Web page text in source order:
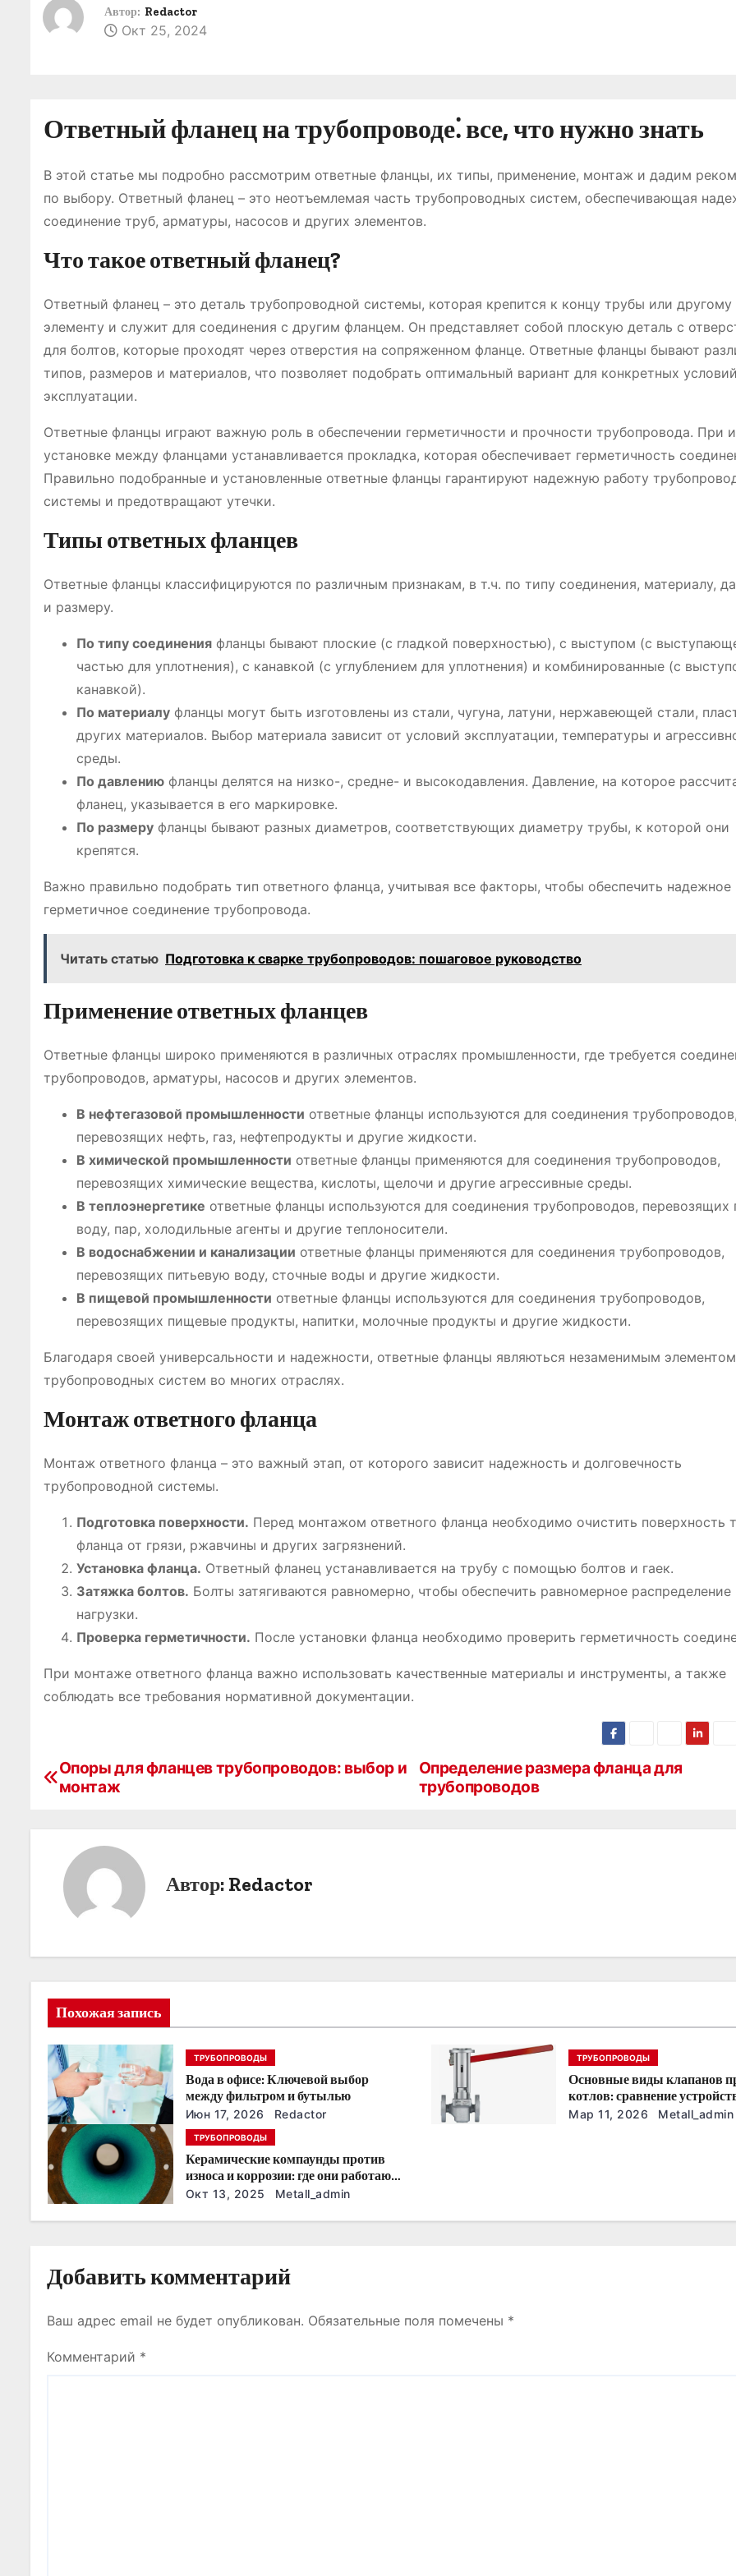
Автор: Redactor
Окт 25, 2024
Ответный фланец на трубопроводе⁚ все, что нужно знать
В этой статье мы подробно рассмотрим ответные фланцы, их типы, применение, монтаж и дадим
по выбору. Ответный фланец – это неотъемлемая часть трубопроводных систем, обеспечивающая
соединение труб, арматуры, насосов и других элементов.
Что такое ответный фланец?
Ответный фланец – это деталь трубопроводной системы, которая крепится к концу трубы или другому
элементу и служит для соединения с другим фланцем. Он представляет собой плоскую деталь с
для болтов, которые проходят через отверстия на сопряженном фланце. Ответные фланцы бывают
типов, размеров и материалов, что позволяет подобрать оптимальный вариант для конкретных условий
эксплуатации.
Ответные фланцы играют важную роль в обеспечении герметичности и прочности трубопровода. При
установке между фланцами устанавливается прокладка, которая обеспечивает герметичность
Правильно подобранные и установленные ответные фланцы гарантируют надежную работу
системы и предотвращают утечки.
Типы ответных фланцев
Ответные фланцы классифицируются по различным признакам, в т.ч. по типу соединения, материалу,
и размеру.
По типу соединения фланцы бывают плоские (с гладкой поверхностью), с выступом (с
частью для уплотнения), с канавкой (с углублением для уплотнения) и комбинированные (с
канавкой).
По материалу фланцы могут быть изготовлены из стали, чугуна, латуни, нержавеющей стали,
других материалов. Выбор материала зависит от условий эксплуатации, температуры и
среды.
По давлению фланцы делятся на низко-, средне- и высокодавления. Давление, на которое
фланец, указывается в его маркировке.
По размеру фланцы бывают разных диаметров, соответствующих диаметру трубы, к которой они
крепятся.
Важно правильно подобрать тип ответного фланца, учитывая все факторы, чтобы обеспечить надежное
герметичное соединение трубопровода.
Читать статью Подготовка к сварке трубопроводов: пошаговое руководство
Применение ответных фланцев
Ответные фланцы широко применяются в различных отраслях промышленности, где требуется
трубопроводов, арматуры, насосов и других элементов.
В нефтегазовой промышленности ответные фланцы используются для соединения трубопроводов,
перевозящих нефть, газ, нефтепродукты и другие жидкости.
В химической промышленности ответные фланцы применяются для соединения трубопроводов,
перевозящих химические вещества, кислоты, щелочи и другие агрессивные среды.
В теплоэнергетике ответные фланцы используются для соединения трубопроводов, перевозящих
воду, пар, холодильные агенты и другие теплоносители.
В водоснабжении и канализации ответные фланцы применяются для соединения трубопроводов,
перевозящих питьевую воду, сточные воды и другие жидкости.
В пищевой промышленности ответные фланцы используются для соединения трубопроводов,
перевозящих пищевые продукты, напитки, молочные продукты и другие жидкости.
Благодаря своей универсальности и надежности, ответные фланцы являються незаменимым элементом
трубопроводных систем во многих отраслях.
Монтаж ответного фланца
Монтаж ответного фланца – это важный этап, от которого зависит надежность и долговечность
трубопроводной системы.
Подготовка поверхности. Перед монтажом ответного фланца необходимо очистить поверхность
фланца от грязи, ржавчины и других загрязнений.
Установка фланца. Ответный фланец устанавливается на трубу с помощью болтов и гаек.
Затяжка болтов. Болты затягиваются равномерно, чтобы обеспечить равномерное распределение
нагрузки.
Проверка герметичности. После установки фланца необходимо проверить герметичность
При монтаже ответного фланца важно использовать качественные материалы и инструменты, а также
соблюдать все требования нормативной документации.
Н
и
я
п
о
з
а
п
с
я
м
Определение размера фланца для
трубопроводов
Опоры для фланцев трубопроводов: выбор и
монтаж
Автор: Redactor
Похожая запись
ТРУБОПРОВОДЫ
Вода в офисе: Ключевой выбор
между фильтром и бутылью
Июн 17, 2026 Redactor
ТРУБОПРОВОДЫ
Основные виды клапанов
котлов: сравнение
характеристик
Мар 11, 2026 Metall_admin
ТРУБОПРОВОДЫ
Керамические компаунды против
износа и коррозии: где они работают
эффективнее всего
Окт 13, 2025 Metall_admin
Добавить комментарий
Ваш адрес email не будет опубликован. Обязательные поля помечены *
Комментарий *